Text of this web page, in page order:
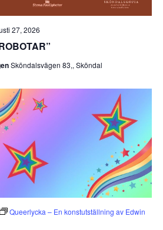
27, 2026
Sköndalsvägen 83,, Sköndal
Queerlycka – En konstutställning av Edwin